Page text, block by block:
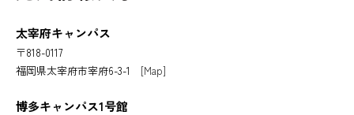
太宰府キャンパス
〒818-0117
福岡県太宰府市宰府6-3-1 [Map]
博多キャンパス1号館